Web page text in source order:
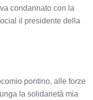
condannato con la
il presidente della
pontino, alle forze
la solidarietà mia